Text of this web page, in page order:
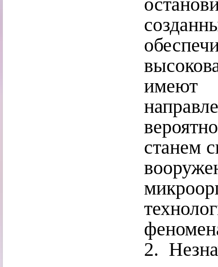
имеют
станем
2.